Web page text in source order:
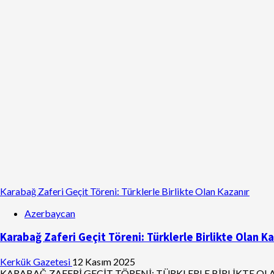
Karabağ Zaferi Geçit Töreni: Türklerle Birlikte Olan Kazanır
Azerbaycan
Karabağ Zaferi Geçit Töreni: Türklerle Birlikte Olan
Kerkük Gazetesi 12 Kasım 2025